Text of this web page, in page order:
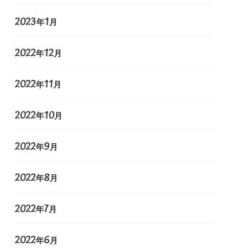
2023年1月
2022年12月
2022年11月
2022年10月
2022年9月
2022年8月
2022年7月
2022年6月